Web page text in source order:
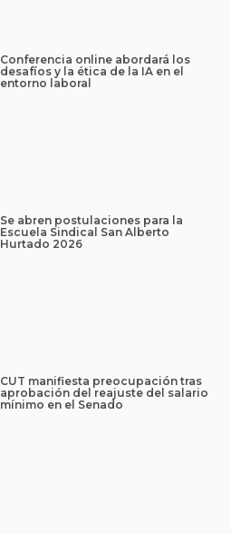
Conferencia online abordará los
desafíos y la ética de la IA en el
entorno laboral
Se abren postulaciones para la
Escuela Sindical San Alberto
Hurtado 2026
CUT manifiesta preocupación tras
aprobación del reajuste del salario
mínimo en el Senado